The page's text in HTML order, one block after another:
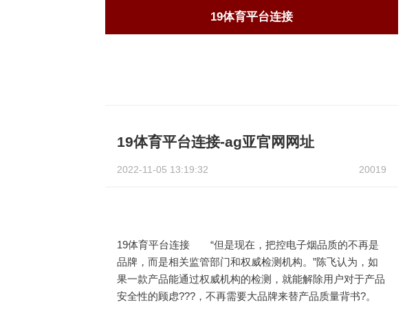
19体育平台连接
19体育平台连接-ag亚官网网址
2022-11-05 13:19:32 20019
19体育平台连接 “但是现在，把控电子烟品质的不再是
品牌，而是相关监管部门和权威检测机构。”陈飞认为，如
果一款产品能通过权威机构的检测，就能解除用户对于产品
安全性的顾虑???，不再需要大品牌来替产品质量背书?。